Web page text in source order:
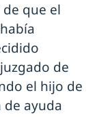
que el
de
el hijo de
ayuda